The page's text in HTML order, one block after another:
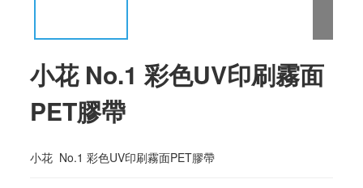
小花 No.1 彩色UV印刷霧面
PET膠帶
小花  No.1 彩色UV印刷霧面PET膠帶